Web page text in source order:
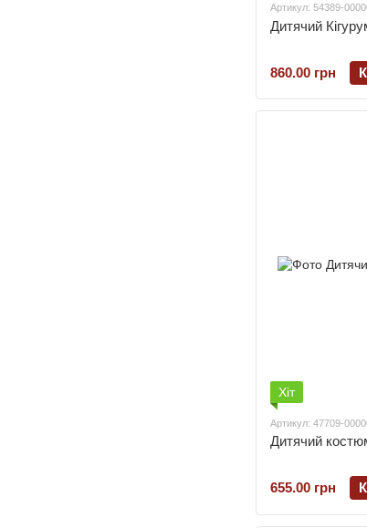
Артикул: 54389-
Дитячий
860.00 грн
Хіт
Артикул: 47709-
Дитячий
655.00 грн